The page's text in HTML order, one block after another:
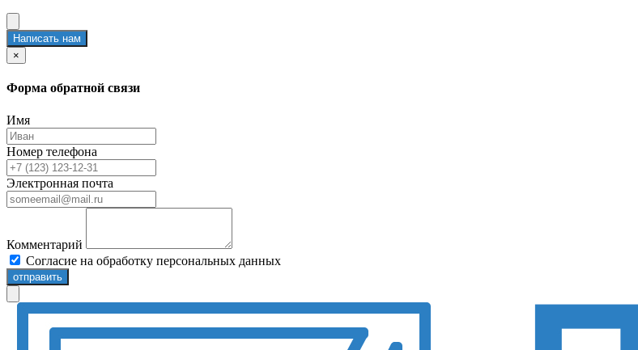
Написать нам
×
Форма обратной связи
Имя
Номер телефона
Электронная почта
Комментарий
Согласие на обработку персональных данных
отправить